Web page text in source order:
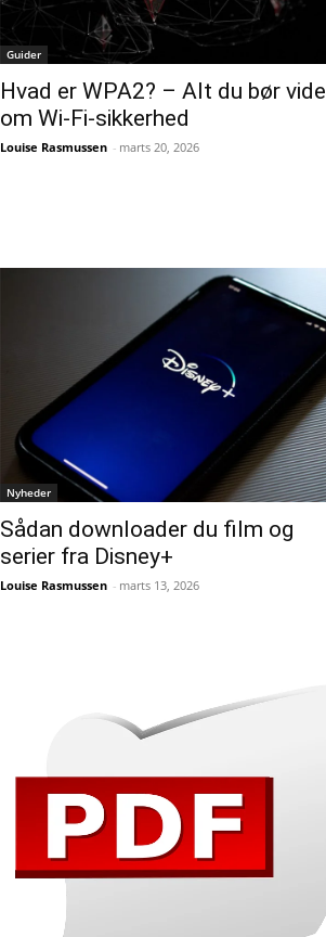
Guider
Hvad er WPA2? – Alt du bør vide
om Wi-Fi-sikkerhed
Louise Rasmussen - marts 20, 2026
Nyheder
Sådan downloader du film og
serier fra Disney+
Louise Rasmussen - marts 13, 2026